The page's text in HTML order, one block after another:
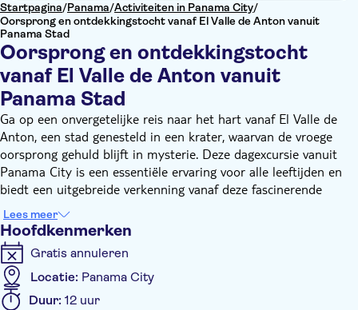
Startpagina/Panama/Activiteiten in Panama City/
Oorsprong en ontdekkingstocht vanaf El Valle de Anton vanuit
Panama Stad
Oorsprong en ontdekkingstocht
vanaf El Valle de Anton vanuit
Panama Stad
Ga op een onvergetelijke reis naar het hart vanaf El Valle de
Anton, een stad genesteld in een krater, waarvan de vroege
oorsprong gehuld blijft in mysterie. Deze dagexcursie vanuit
Panama City is een essentiële ervaring voor alle leeftijden en
biedt een uitgebreide verkenning vanaf deze fascinerende
bestemming.
Je avontuur begint met een schilderachtige rij door charmante
stadjes en de bergen in, waar je wordt getrakteerd op
ontzagwekkende uitzichten. De eerste stop is bij een recent
gebouwd museum ontworpen door de beroemde architect
Frank Gehry. Hierna bezoek je een vlinderreservaat om inzicht
Lees meer
Hoofdkenmerken
Gratis annuleren
Locatie: Panama City
Duur: 12 uur